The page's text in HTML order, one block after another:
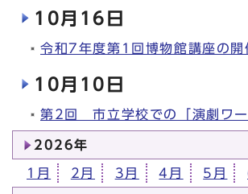
10月16日
令和7年度第1回博物館講座の開
10月10日
第2回 市立学校での「演劇ワ
2026年
1月 2月 3月 4月 5月